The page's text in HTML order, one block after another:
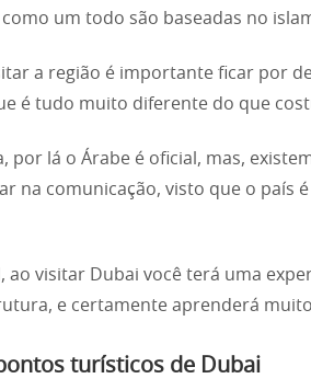
como um todo são baseadas no
a região é importante ficar por
é tudo muito diferente do que
por lá o Árabe é oficial, mas,
na comunicação, visto que o país
ao visitar Dubai você terá uma
e certamente aprenderá
turísticos de Dubai